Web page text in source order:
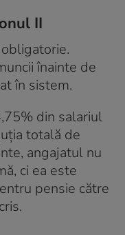
II
înainte de
în sistem.
din salariul
totală de
angajatul nu
ci ea este
pensie către